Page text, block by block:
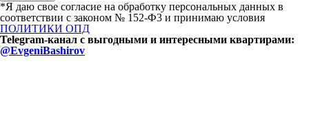
*Я даю свое согласие на обработку персональных данных в
соответствии с законом № 152-Ф3 и принимаю условия
ПОЛИТИКИ ОПД
Telegram-канал с выгодными и интересными квартирами:
@EvgeniBashirov